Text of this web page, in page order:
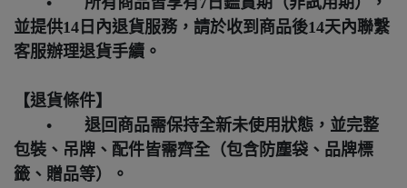
並提供14日內退貨服務，請於收到商品後14天內聯繫
客服辦理退貨手續。
【退貨條件】
• 退回商品需保持全新未使用狀態，並完整
包裝、吊牌、配件皆需齊全（包含防塵袋、品牌標
籤、贈品等）。